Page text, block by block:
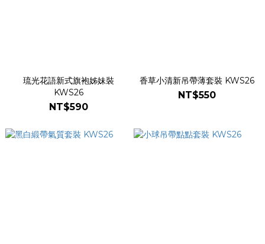
琉光花語新式旗袍姊妹裝
KWS26
NT$590
香草小清新吊帶薄套裝 KWS26
NT$550